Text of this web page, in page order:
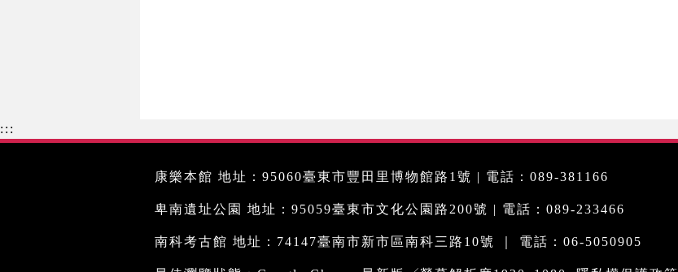
:::
康樂本館 地址：95060臺東市豐田里博物館路1號 | 電話：089-381166
卑南遺址公園 地址：95059臺東市文化公園路200號 | 電話：089-233466
南科考古館 地址：74147臺南市新市區南科三路10號 ｜ 電話：06-5050905